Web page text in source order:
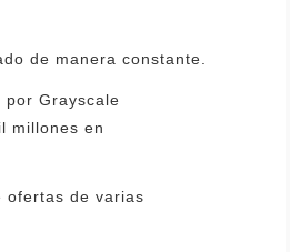
de manera constante.
Grayscale
millones en
ofertas de varias